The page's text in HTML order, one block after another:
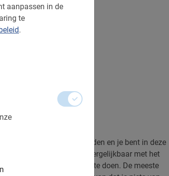
aanpassen in de
te
.
Bikes. Een paar uurtjes rijden en je bent in deze
Deze prachtige stad is vergelijkbaar met het
is er altijd wel wat te doen. De meeste